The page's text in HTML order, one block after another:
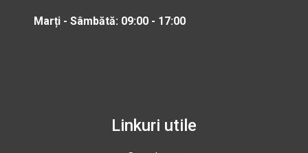
Marți - Sâmbătă: 09:00 - 17:00
Linkuri utile